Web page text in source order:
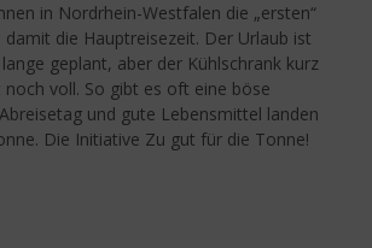
in Nordrhein-Westfalen die „ersten“
die Hauptreisezeit. Der Urlaub ist
geplant, aber der Kühlschrank kurz
voll. So gibt es oft eine böse
und gute Lebensmittel landen
Die Initiative Zu gut für die Tonne!